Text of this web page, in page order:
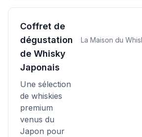
Coffret de
dégustation
de Whisky
Japonais
Une sélection
de whiskies
premium
venus du
Japon pour
La Maison du